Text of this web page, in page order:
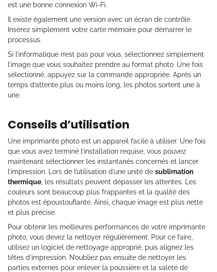
est une bonne connexion Wi-Fi.
Il existe également une version avec un écran de contrôle.
Insérez simplement votre carte mémoire pour démarrer le
processus.
Si l’informatique n’est pas pour vous, sélectionnez simplement
l’image que vous souhaitez prendre au format photo. Une fois
sélectionné, appuyez sur la commande appropriée. Après un
temps d’attente plus ou moins long, les photos sortent une à
une.
Conseils d’utilisation
Une imprimante photo est un appareil facile à utiliser. Une fois
que vous avez terminé l’installation requise, vous pouvez
maintenant sélectionner les instantanés concernés et lancer
l’impression. Lors de l’utilisation d’une unité de sublimation
thermique , les résultats peuvent dépasser les attentes. Les
couleurs sont beaucoup plus frappantes et la qualité des
photos est époustouflante. Ainsi, chaque image est plus nette
et plus précise.
Pour obtenir les meilleures performances de votre imprimante
photo, vous devez la nettoyer régulièrement. Pour ce faire,
utilisez un logiciel de nettoyage approprié, puis alignez les
têtes d’impression. N’oubliez pas ensuite de nettoyer les
parties externes pour enlever la poussière et la saleté de